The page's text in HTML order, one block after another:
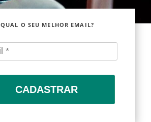
QUAL O SEU MELHOR EMAIL?
CADASTRAR